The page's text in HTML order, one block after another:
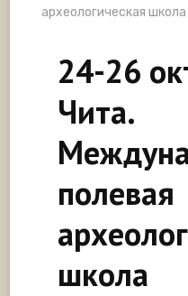
археологическая школа
24-26
Чита.
полевая
школа